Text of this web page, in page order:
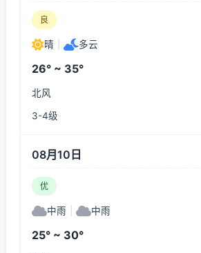
良
晴 多云
26° ~ 35°
北风
3-4级
08月10日
优
中雨 中雨
25° ~ 30°